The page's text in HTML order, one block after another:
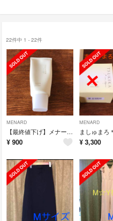
22件中 1 - 22件
MENARD
【最終値下げ】メナード つき華 クレンジングクリーム
¥ 900
MENARD
¥ 3,300